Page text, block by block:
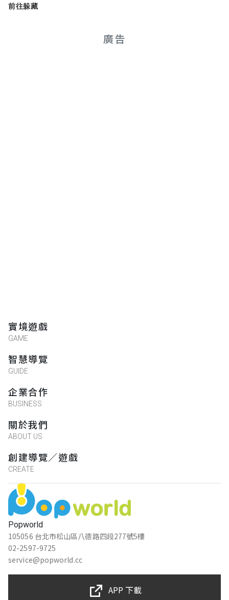
前往躲藏
廣告
Popworld
105056 台北市松山區八德路四段277號5樓
02-2597-9725
service@popworld.cc
實境遊戲
GAME
智慧導覽
GUIDE
企業合作
BUSINESS
關於我們
ABOUT US
創建導覽／遊戲
CREATE
APP 下載